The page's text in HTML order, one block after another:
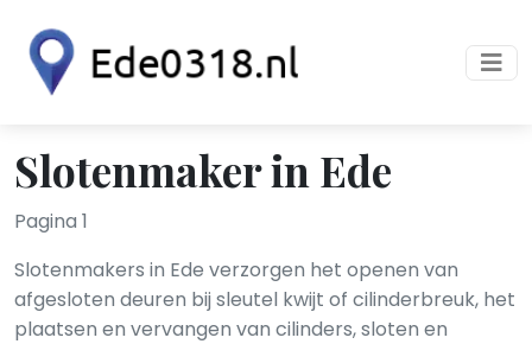
Slotenmaker in Ede
Pagina 1
Slotenmakers in Ede verzorgen het openen van
afgesloten deuren bij sleutel kwijt of cilinderbreuk, het
plaatsen en vervangen van cilinders, sloten en